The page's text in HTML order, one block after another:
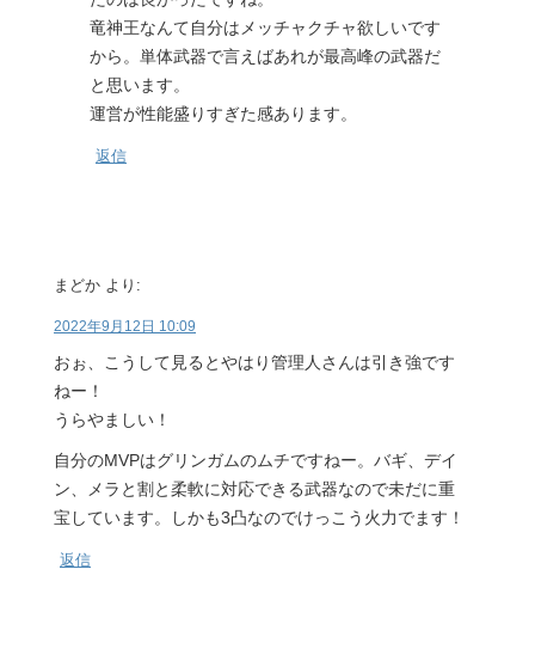
竜神王なんて自分はメッチャクチャ欲しいです
から。単体武器で言えばあれが最高峰の武器だ
と思います。
運営が性能盛りすぎた感あります。
返信
まどか より:
2022年9月12日 10:09
おぉ、こうして見るとやはり管理人さんは引き強です
ねー！
うらやましい！
自分のMVPはグリンガムのムチですねー。バギ、デイ
ン、メラと割と柔軟に対応できる武器なので未だに重
宝しています。しかも3凸なのでけっこう火力でます！
返信